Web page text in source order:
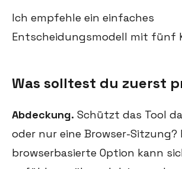
Ich empfehle ein einfaches
Entscheidungsmodell mit fünf
Was solltest du zuerst
Abdeckung. Schützt das Tool
oder nur eine Browser-Sitzung?
browserbasierte Option kann